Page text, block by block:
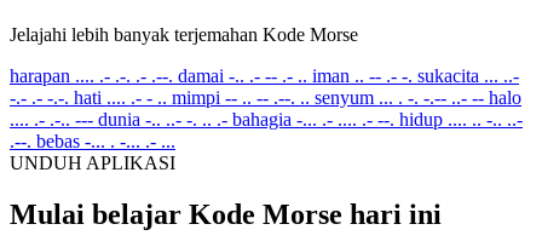
Jelajahi lebih banyak terjemahan Kode Morse
harapan .... .- .-. .- .--. damai -.. .- -- .- .. iman .. -- .- -. sukacita ... ..-
-.- .- -.-. hati .... .- - .. mimpi -- .. -- .--. .. senyum ... . -. -.-- ..- -- halo
.... .- .-.. --- dunia -.. ..- -. .. .- bahagia -... .- .... .- --. hidup .... .. -.. ..-
.--. bebas -... . -... .- ...
UNDUH APLIKASI
Mulai belajar Kode Morse hari ini